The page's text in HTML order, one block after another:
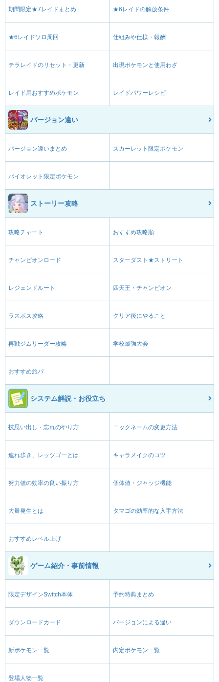
期間限定★7レイドまとめ ★6レイドの解放条件
★6レイドソロ周回 仕組みや仕様・報酬
テラレイドのリセット・更新 出現ポケモンと使用わざ
レイド用おすすめポケモン レイドパワーレシピ
バージョン違い
バージョン違いまとめ スカーレット限定ポケモン
バイオレット限定ポケモン
ストーリー攻略
攻略チャート おすすめ攻略順
チャンピオンロード スターダスト★ストリート
レジェンドルート 四天王・チャンピオン
ラスボス攻略 クリア後にやること
再戦ジムリーダー攻略 学校最強大会
おすすめ旅パ
システム解説・お役立ち
技思い出し・忘れのやり方 ニックネームの変更方法
連れ歩き、レッツゴーとは キャラメイクのコツ
努力値の効率の良い振り方 個体値・ジャッジ機能
大量発生とは タマゴの効率的な入手方法
おすすめレベル上げ
ゲーム紹介・事前情報
限定デザインSwitch本体 予約特典まとめ
ダウンロードカード バージョンによる違い
新ポケモン一覧 内定ポケモン一覧
登場人物一覧